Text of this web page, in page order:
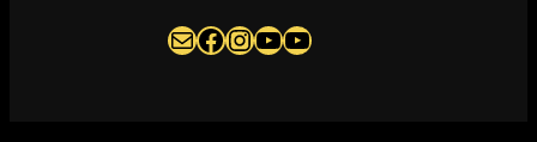
darazsak@darazsak.hu @kobanyaidarazsak @darazsak Kőbányai Darazsak csatorna Darazsak Online Basketball csatorna